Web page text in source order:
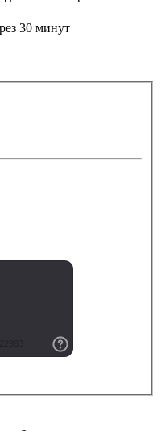
30 минут